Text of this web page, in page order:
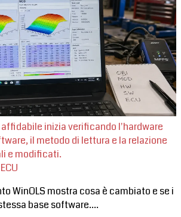
inizia verificando l'hardware
il metodo di lettura e la relazione
e modificati.
WinOLS mostra cosa è cambiato e se i
base software....